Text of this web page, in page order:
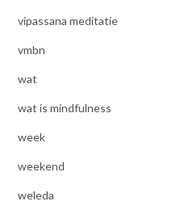
vipassana meditatie
vmbn
wat
wat is mindfulness
week
weekend
weleda